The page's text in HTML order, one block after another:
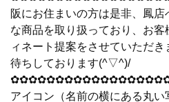
阪にお住まいの方は是非、鳳
な商品を取り扱っており、お
ィネート提案をさせていただ
待ちしております(^▽^)/
アイコン（名前の横にある丸